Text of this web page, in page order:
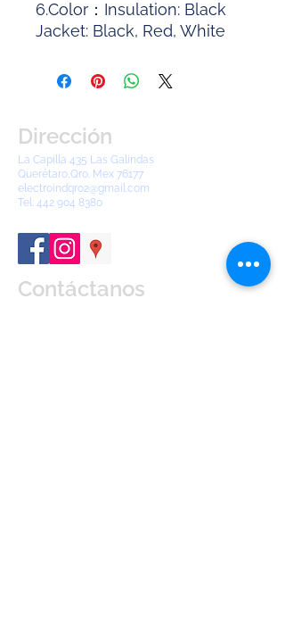
6.Color：Insulation: Black
Jacket: Black, Red, White
Dirección
La Capilla 435 Las Galindas
Querétaro,Qro. Mex 76177
electroindqro2@gmail.com
Tel: 442 904 8380
Contáctanos